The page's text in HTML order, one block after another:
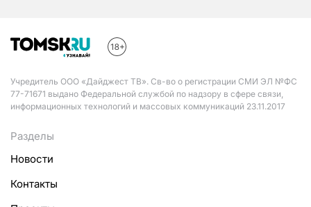
Учредитель ООО «Дайджест ТВ». Св-во о регистрации СМИ ЭЛ №ФС
77-71671 выдано Федеральной службой по надзору в сфере связи,
информационных технологий и массовых коммуникаций 23.11.2017
Разделы
Новости
Контакты